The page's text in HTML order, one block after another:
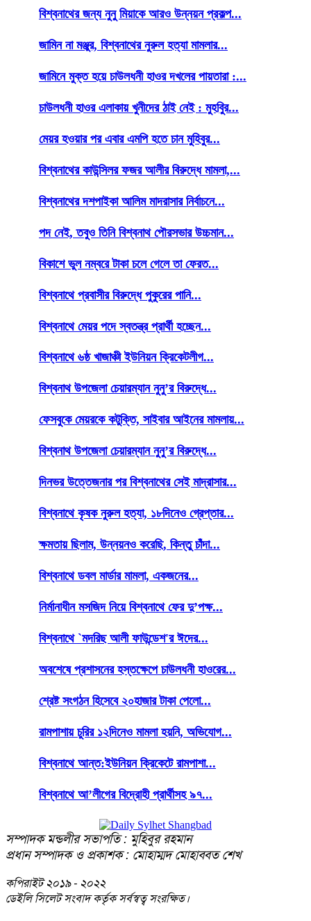
বিশ্বনাথের জন্য নুনু মিয়াকে আরও উন্নয়ন প্রকল্প...
জামিন না মঞ্জুর, বিশ্বনাথের নুরুল হত্যা মামলার...
জামিনে মুক্ত হয়ে চাউলধনী হাওর দখলের পায়তারা :...
চাউলধনী হাওর এলাকায় খুনীদের ঠাই নেই : মুহবিুর...
মেয়র হওয়ার পর এবার এমপি হতে চান মুহিবুর...
বিশ্বনাথের কাউন্সিলর ফজর আলীর বিরুদ্ধে মামলা,...
বিশ্বনাথের দশপাইকা আলিম মাদরাসার নির্বাচনে...
পদ নেই, তবুও তিনি বিশ্বনাথ পৌরসভার উচ্চমান...
বিকাশে ভুল নম্বরে টাকা চলে গেলে তা ফেরত...
বিশ্বনাথে প্রবাসীর বিরুদ্ধে পুকুরের পানি...
বিশ্বনাথে মেয়র পদে স্বতন্ত্র প্রার্থী হচ্ছেন...
বিশ্বনাথে ৬ষ্ঠ খাজাঞ্চী ইউনিয়ন ক্রিকেটলীগ...
বিশ্বনাথ উপজেলা চেয়ারম্যান নুনু’র বিরুদ্ধে...
ফেসবুকে মেয়রকে কটুক্তি, সাইবার আইনের মামলায়...
বিশ্বনাথ উপজেলা চেয়ারম্যান নুনু’র বিরুদ্ধে...
দিনভর উত্তেজনার পর বিশ্বনাথের সেই মাদ্রাসার...
বিশ্বনাথে কৃষক নুরুল হত্যা, ১৮দিনেও গ্রেপ্তার...
ক্ষমতায় ছিলাম, উন্নয়নও করেছি, কিন্তু চাঁদা...
বিশ্বনাথে ডবল মার্ডার মামলা, একজনের...
নির্মানাধীন মসজিদ নিয়ে বিশ্বনাথে ফের দু’পক্ষ...
বিশ্বনাথে `মদরিছ আলী ফাউন্ডেশ'র ঈদের...
অবশেষে প্রশাসনের হস্তক্ষেপে চাউলধনী হাওরের...
শ্রেষ্ট সংগঠন হিসেবে ২০হাজার টাকা পেলো...
রামপাশায় চুরির ১২দিনেও মামলা হয়নি, অভিযোগ...
বিশ্বনাথে আন্ত:ইউনিয়ন ক্রিকেটে রামপাশা...
বিশ্বনাথে আ’লীগের বিদ্রোহী প্রার্থীসহ ৯৭...
সম্পাদক মন্ডলীর সভাপতি : মুহিবুর রহমান
প্রধান সম্পাদক ও প্রকাশক : মোহাম্মদ মোহাব্বত শেখ
কপিরাইট২০১৯ - ২০২২
ডেইলি সিলেট সংবাদ কর্তৃক সর্বস্বত্ব সংরক্ষিত।